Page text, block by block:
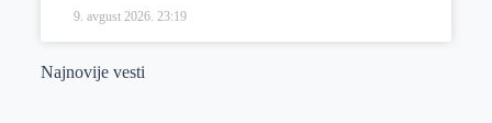
9. avgust 2026. 23:19
Najnovije vesti